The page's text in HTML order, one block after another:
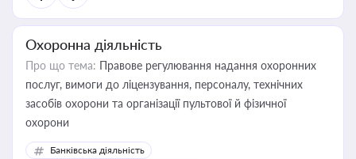
Охоронна діяльність
Про що тема: Правове регулювання надання охоронних
послуг, вимоги до ліцензування, персоналу, технічних
засобів охорони та організації пультової й фізичної
охорони
Банківська діяльність